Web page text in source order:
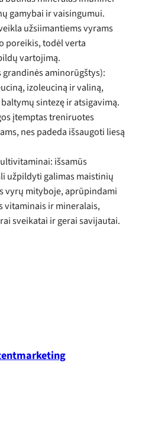
gamybai ir vaisingumui.
užsiimantiems vyrams
poreikis, todėl verta
vartojimą.
grandinės aminorūgštys):
izoleuciną ir valiną,
sintezę ir atsigavimą.
įtemptas treniruotes
nes padeda išsaugoti liesą
išsamūs
užpildyti galimas maistinių
vyrų mityboje, aprūpindami
vitaminais ir mineralais,
sveikatai ir gerai savijautai.